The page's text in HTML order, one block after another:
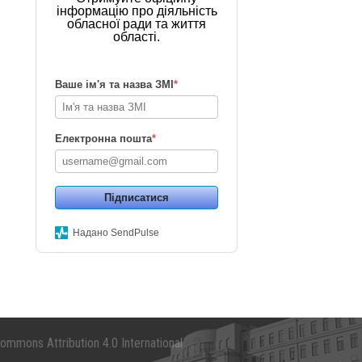
інформацію про діяльність
обласної ради та життя
області.
Ваше ім'я та назва ЗМІ*
Електронна пошта*
Підписатися
Надано SendPulse
Attribution 4.0 International